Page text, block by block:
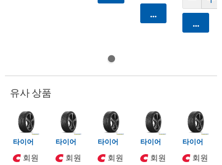
카트에 담기
카트에
유사 상품
타이어
회원
타이어
회원
타이어
회원
타이어
회원
타이어
회원